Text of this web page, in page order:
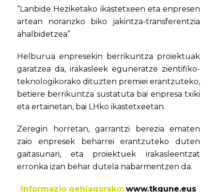
“Lanbide Heziketako ikastetxeen eta enpresen
artean noranzko biko jakintza-transferentzia
ahalbidetzea”
Helburua enpresekin berrikuntza proiektuak
garatzea da, irakasleek eguneratze zientifiko-
teknologikorako dituzten premiei erantzuteko,
betiere berrikuntza sustatuta bai enpresa txiki
eta ertainetan, bai LHko ikastetxeetan.
Zeregin horretan, garrantzi berezia ematen
zaio enpresek beharrei erantzuteko duten
gaitasunari, eta proiektuek irakasleentzat
erronka izan behar dutela nabarmentzen da.
Informazio gehiagorako: www.tkgune.eus